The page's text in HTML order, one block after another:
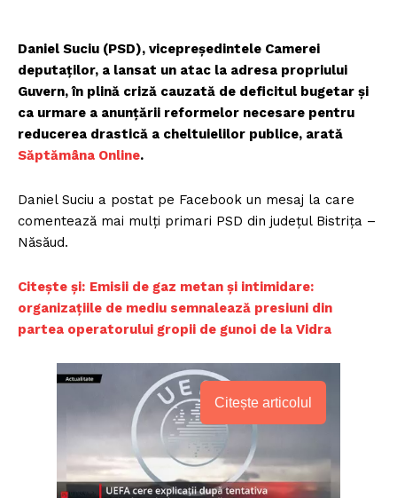
Daniel Suciu (PSD), vicepreședintele Camerei
deputaților, a lansat un atac la adresa propriului
Guvern, în plină criză cauzată de deficitul bugetar și
ca urmare a anunțării reformelor necesare pentru
reducerea drastică a cheltuielilor publice, arată
Săptămâna Online.
Daniel Suciu a postat pe Facebook un mesaj la care
comentează mai mulți primari PSD din județul Bistrița –
Năsăud.
Citește și: Emisii de gaz metan și intimidare:
organizațiile de mediu semnalează presiuni din
partea operatorului gropii de gunoi de la Vidra
Citește articolul